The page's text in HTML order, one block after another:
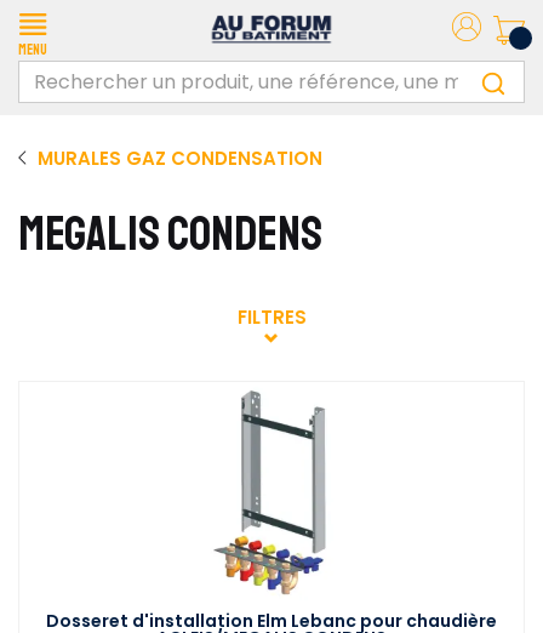
Menu
MURALES GAZ CONDENSATION
MEGALIS CONDENS
FILTRES
Dosseret d'installation Elm Lebanc pour chaudière